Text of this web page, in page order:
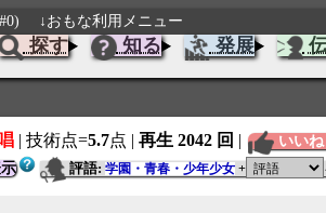
↓おもな利用メニュー
探す 知る 発展
| 技術点=5.7点 | 再生 2042 回 | いい
評語: 学園・青春・少年少女 +